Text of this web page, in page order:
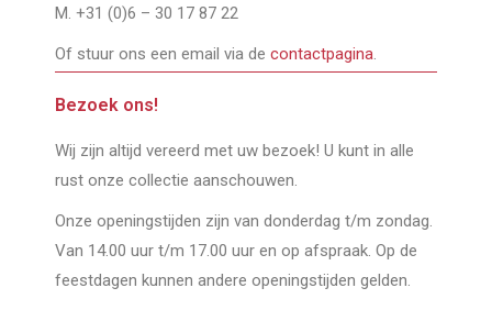
M. +31 (0)6 – 30 17 87 22
Of stuur ons een email via de contactpagina.
Bezoek ons!
Wij zijn altijd vereerd met uw bezoek! U kunt in alle
rust onze collectie aanschouwen.
Onze openingstijden zijn van donderdag t/m zondag.
Van 14.00 uur t/m 17.00 uur en op afspraak. Op de
feestdagen kunnen andere openingstijden gelden.